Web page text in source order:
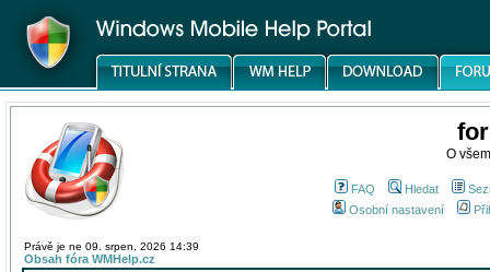
O
FAQ Hledat
Osobní nastavení
Právě je ne 09. srpen, 2026 14:39
Obsah fóra WMHelp.cz